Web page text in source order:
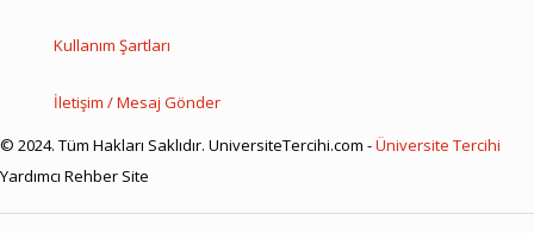
Kullanım Şartları
İletişim / Mesaj Gönder
© 2024. Tüm Hakları Saklıdır. UniversiteTercihi.com -Üniversite Tercihi
Yardımcı Rehber Site